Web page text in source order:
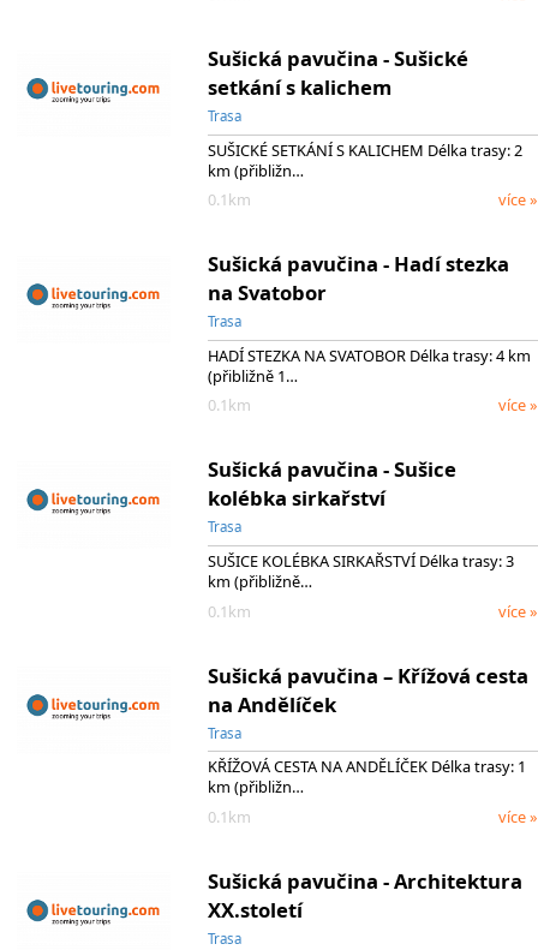
Sušická pavučina - Sušické
setkání s kalichem
Trasa
SUŠICKÉ SETKÁNÍ S KALICHEM Délka trasy: 2
km (přibližn…
0.1km
více »
Sušická pavučina - Hadí stezka
na Svatobor
Trasa
HADÍ STEZKA NA SVATOBOR Délka trasy: 4 km
(přibližně 1…
0.1km
více »
Sušická pavučina - Sušice
kolébka sirkařství
Trasa
SUŠICE KOLÉBKA SIRKAŘSTVÍ Délka trasy: 3
km (přibližně…
0.1km
více »
Sušická pavučina – Křížová cesta
na Andělíček
Trasa
KŘÍŽOVÁ CESTA NA ANDĚLÍČEK Délka trasy: 1
km (přibližn…
0.1km
více »
Sušická pavučina - Architektura
XX.století
Trasa